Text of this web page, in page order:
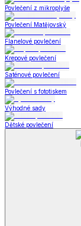
Povlečení z mikroplyše
Povlečení Matějovský
Flanelové povlečení
Krepové povlečení
Saténové povlečení
Povlečení s fototiskem
Výhodné sady
Dětské povlečení